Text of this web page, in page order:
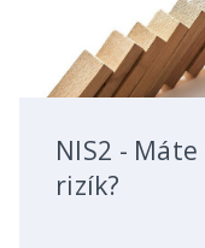
NIS2 -
rizík?